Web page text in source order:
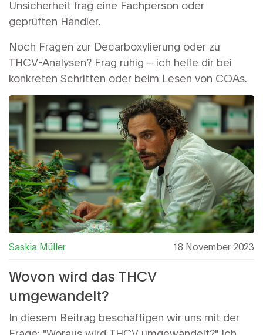
Unsicherheit frag eine Fachperson oder
geprüften Händler.
Noch Fragen zur Decarboxylierung oder zu
THCV-Analysen? Frag ruhig – ich helfe dir bei
konkreten Schritten oder beim Lesen von COAs.
Saskia Müller 18 November 2023
Wovon wird das THCV
umgewandelt?
In diesem Beitrag beschäftigen wir uns mit der